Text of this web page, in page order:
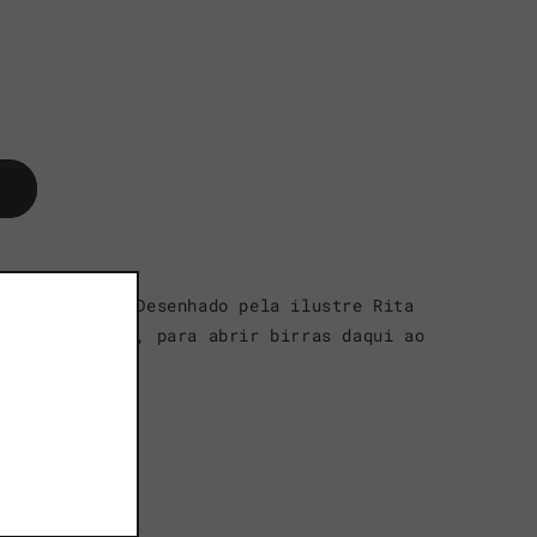
tua coleção. Desenhado pela ilustre Rita
e estiloso, para abrir birras daqui ao